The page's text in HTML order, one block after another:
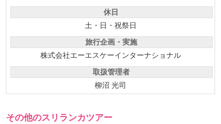
休日
土・日・祝祭日
旅行企画・実施
株式会社エーエスケーインターナショナル
取扱管理者
柳沼 光司
その他のスリランカツアー